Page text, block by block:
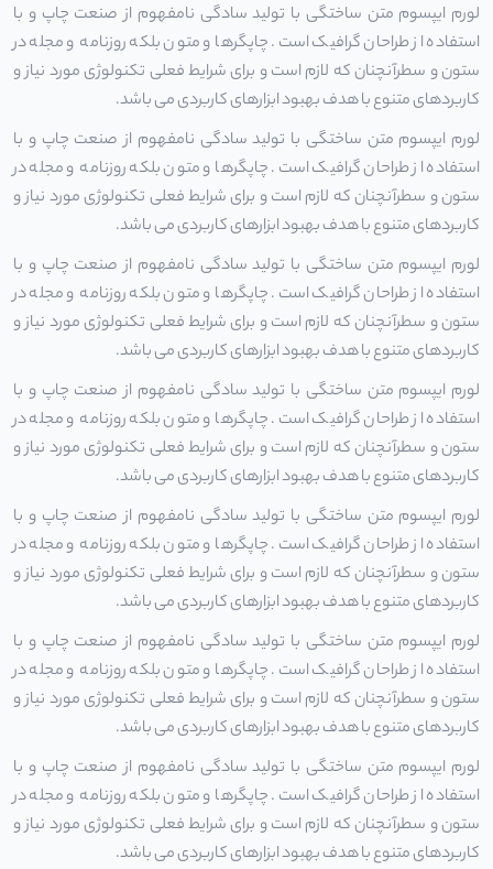
لورم ایپسوم متن ساختگی با تولید سادگی نامفهوم از صنعت چاپ و با
استفاده از طراحان گرافیک است. چاپگرها و متون بلکه روزنامه و مجله در
ستون و سطرآنچنان که لازم است و برای شرایط فعلی تکنولوژی مورد نیاز و
کاربردهای متنوع با هدف بهبود ابزارهای کاربردی می باشد.
لورم ایپسوم متن ساختگی با تولید سادگی نامفهوم از صنعت چاپ و با
استفاده از طراحان گرافیک است. چاپگرها و متون بلکه روزنامه و مجله در
ستون و سطرآنچنان که لازم است و برای شرایط فعلی تکنولوژی مورد نیاز و
کاربردهای متنوع با هدف بهبود ابزارهای کاربردی می باشد.
لورم ایپسوم متن ساختگی با تولید سادگی نامفهوم از صنعت چاپ و با
استفاده از طراحان گرافیک است. چاپگرها و متون بلکه روزنامه و مجله در
ستون و سطرآنچنان که لازم است و برای شرایط فعلی تکنولوژی مورد نیاز و
کاربردهای متنوع با هدف بهبود ابزارهای کاربردی می باشد.
لورم ایپسوم متن ساختگی با تولید سادگی نامفهوم از صنعت چاپ و با
استفاده از طراحان گرافیک است. چاپگرها و متون بلکه روزنامه و مجله در
ستون و سطرآنچنان که لازم است و برای شرایط فعلی تکنولوژی مورد نیاز و
کاربردهای متنوع با هدف بهبود ابزارهای کاربردی می باشد.
لورم ایپسوم متن ساختگی با تولید سادگی نامفهوم از صنعت چاپ و با
استفاده از طراحان گرافیک است. چاپگرها و متون بلکه روزنامه و مجله در
ستون و سطرآنچنان که لازم است و برای شرایط فعلی تکنولوژی مورد نیاز و
کاربردهای متنوع با هدف بهبود ابزارهای کاربردی می باشد.
لورم ایپسوم متن ساختگی با تولید سادگی نامفهوم از صنعت چاپ و با
استفاده از طراحان گرافیک است. چاپگرها و متون بلکه روزنامه و مجله در
ستون و سطرآنچنان که لازم است و برای شرایط فعلی تکنولوژی مورد نیاز و
کاربردهای متنوع با هدف بهبود ابزارهای کاربردی می باشد.
لورم ایپسوم متن ساختگی با تولید سادگی نامفهوم از صنعت چاپ و با
استفاده از طراحان گرافیک است. چاپگرها و متون بلکه روزنامه و مجله در
ستون و سطرآنچنان که لازم است و برای شرایط فعلی تکنولوژی مورد نیاز و
کاربردهای متنوع با هدف بهبود ابزارهای کاربردی می باشد.